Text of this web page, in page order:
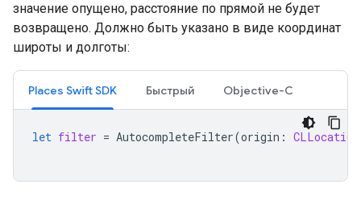
значение опущено, расстояние по прямой не будет
возвращено. Должно быть указано в виде координат
широты и долготы:
Places Swift SDK Быстрый Objective-C
let filter = AutocompleteFilter(origin : CLLocation